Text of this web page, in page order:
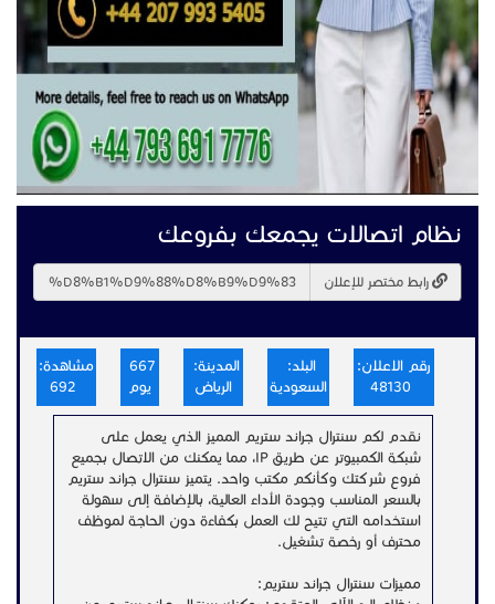
نظام اتصالات يجمعك بفروعك
رابط مختصر للإعلان
رقم الاعلان:
البلد:
السعودية
المدينة:
الرياض
667
يوم
مشاهدة:
نقدم لكم سنترال جراند ستريم المميز الذي يعمل على
شبكة الكمبيوتر عن طريق IP، مما يمكنك من الاتصال بجميع
فروع شركتك وكأنكم مكتب واحد. يتميز سنترال جراند ستريم
بالسعر المناسب وجودة الأداء العالية، بالإضافة إلى سهولة
استخدامه التي تتيح لك العمل بكفاءة دون الحاجة لموظف
محترف أو رخصة تشغيل.
مميزات سنترال جراند ستريم: